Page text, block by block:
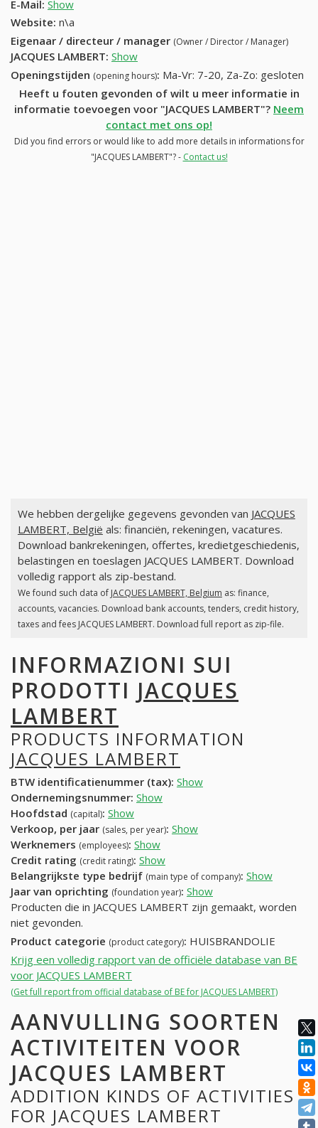
E-Mail: Show
Website: n\a
Eigenaar / directeur / manager (Owner / Director / Manager)
JACQUES LAMBERT: Show
Openingstijden (opening hours): Ma-Vr: 7-20, Za-Zo: gesloten
Heeft u fouten gevonden of wilt u meer informatie in
informatie toevoegen voor "JACQUES LAMBERT"? Neem
contact met ons op!
Did you find errors or would like to add more details in informations for
"JACQUES LAMBERT"? - Contact us!
We hebben dergelijke gegevens gevonden van JACQUES
LAMBERT, België als: financiën, rekeningen, vacatures.
Download bankrekeningen, offertes, kredietgeschiedenis,
belastingen en toeslagen JACQUES LAMBERT. Download
volledig rapport als zip-bestand.
We found such data of JACQUES LAMBERT, Belgium as: finance,
accounts, vacancies. Download bank accounts, tenders, credit history,
taxes and fees JACQUES LAMBERT. Download full report as zip-file.
INFORMAZIONI SUI
PRODOTTI JACQUES
LAMBERT
PRODUCTS INFORMATION
JACQUES LAMBERT
BTW identificatienummer (tax): Show
Ondernemingsnummer: Show
Hoofdstad (capital): Show
Verkoop, per jaar (sales, per year): Show
Werknemers (employees): Show
Credit rating (credit rating): Show
Belangrijkste type bedrijf (main type of company): Show
Jaar van oprichting (foundation year): Show
Producten die in JACQUES LAMBERT zijn gemaakt, worden
niet gevonden.
Product categorie (product category): HUISBRANDOLIE
Krijg een volledig rapport van de officiële database van BE
voor JACQUES LAMBERT
(Get full report from official database of BE for JACQUES LAMBERT)
AANVULLING SOORTEN
ACTIVITEITEN VOOR
JACQUES LAMBERT
ADDITION KINDS OF ACTIVITIES
FOR JACQUES LAMBERT